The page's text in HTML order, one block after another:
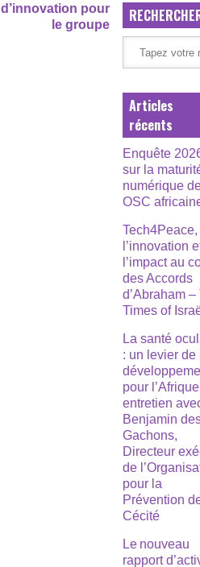
d’innovation pour
le groupe
Articles
récents
Enquête
sur la
numérique
OSC
Tech4Peace,
l’innovation
l’impact au
des Accords
d’Abraham –
Times of
La santé
: un levier de
pour
entretien
Benjamin
Gachons,
Directeur
de
pour la
Prévention
Cécité
Le nouveau
rapport